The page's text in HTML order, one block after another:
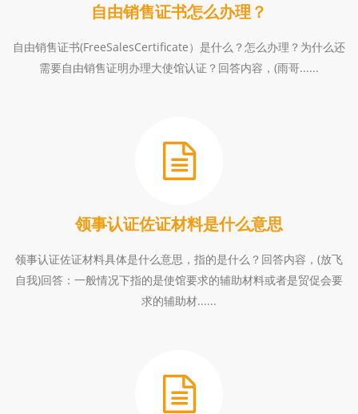
自由销售证书怎么办理？
自由销售证书(FreeSalesCertificate）是什么？怎么办理？为什么还
需要自由销售证明办理大使馆认证？回答内容，(雨哥......
领事认证佐证材料是什么意思
领事认证佐证材料具体是什么意思，指的是什么？回答内容，(放飞
自我)回答：一般情况下指的是使馆要求的辅助材料或者是贸促会要
求的辅助材......